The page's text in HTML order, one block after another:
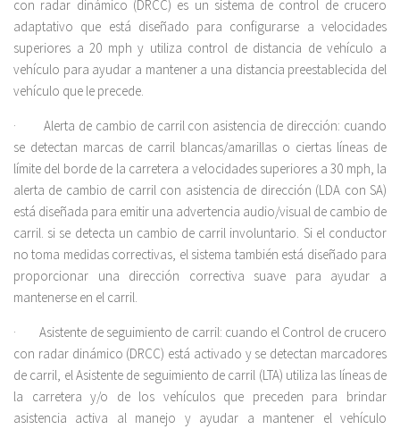
con radar dinámico (DRCC) es un sistema de control de crucero
adaptativo que está diseñado para configurarse a velocidades
superiores a 20 mph y utiliza control de distancia de vehículo a
vehículo para ayudar a mantener a una distancia preestablecida del
vehículo que le precede.
· Alerta de cambio de carril con asistencia de dirección: cuando
se detectan marcas de carril blancas/amarillas o ciertas líneas de
límite del borde de la carretera a velocidades superiores a 30 mph, la
alerta de cambio de carril con asistencia de dirección (LDA con SA)
está diseñada para emitir una advertencia audio/visual de cambio de
carril. si se detecta un cambio de carril involuntario. Si el conductor
no toma medidas correctivas, el sistema también está diseñado para
proporcionar una dirección correctiva suave para ayudar a
mantenerse en el carril.
· Asistente de seguimiento de carril: cuando el Control de crucero
con radar dinámico (DRCC) está activado y se detectan marcadores
de carril, el Asistente de seguimiento de carril (LTA) utiliza las líneas de
la carretera y/o de los vehículos que preceden para brindar
asistencia activa al manejo y ayudar a mantener el vehículo